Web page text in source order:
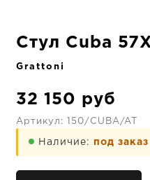
Стул Cuba
Grattoni
32 150 руб
Артикул: 150/CUBA/AT
Наличие: под